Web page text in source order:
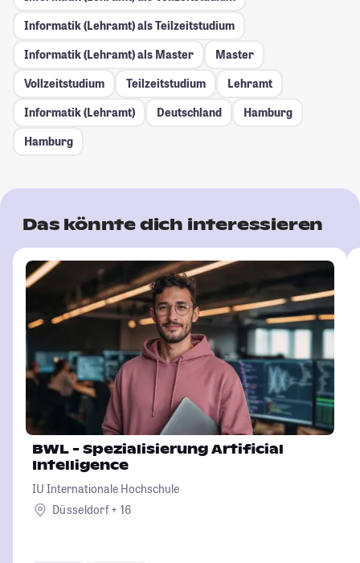
Informatik (Lehramt) als Teilzeitstudium
Informatik (Lehramt) als Master
Master
Vollzeitstudium
Teilzeitstudium
Lehramt
Informatik (Lehramt)
Deutschland
Hamburg
Hamburg
Das könnte dich interessieren
BWL - Spezialisierung Artificial
Intelligence
IU Internationale Hochschule
Düsseldorf + 16